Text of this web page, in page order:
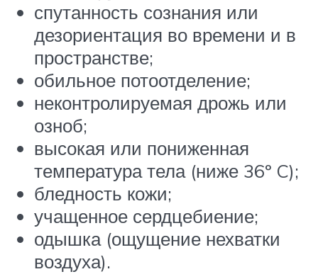
спутанность сознания или
дезориентация во времени и в
пространстве;
обильное потоотделение;
неконтролируемая дрожь или
озноб;
высокая или пониженная
температура тела (ниже 36º C);
бледность кожи;
учащенное сердцебиение;
одышка (ощущение нехватки
воздуха).